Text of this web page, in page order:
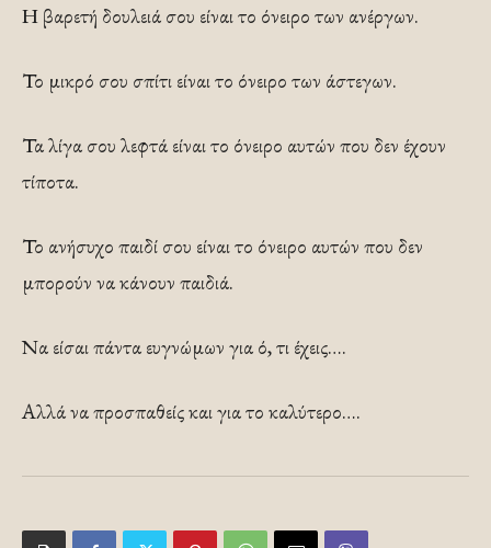
Η βαρετή δουλειά σου είναι το όνειρο των ανέργων.
Το μικρό σου σπίτι είναι το όνειρο των άστεγων.
Τα λίγα σου λεφτά είναι το όνειρο αυτών που δεν έχουν
τίποτα.
Το ανήσυχο παιδί σου είναι το όνειρο αυτών που δεν
μπορούν να κάνουν παιδιά.
Να είσαι πάντα ευγνώμων για ό, τι έχεις….
Αλλά να προσπαθείς και για το καλύτερο….